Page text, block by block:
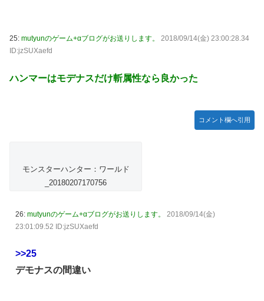
25: mutyunのゲーム+αブログがお送りします。
2018/09/14(金) 23:00:28.34
ID:jzSUXaefd
ハンマーはモデナスだけ斬属性なら良かった
コメント欄へ引用
モンスターハンター：ワールド
_20180207170756
26: mutyunのゲーム+αブログがお送りします。
2018/09/14(金)
23:01:09.52 ID:jzSUXaefd
>>25
デモナスの間違い